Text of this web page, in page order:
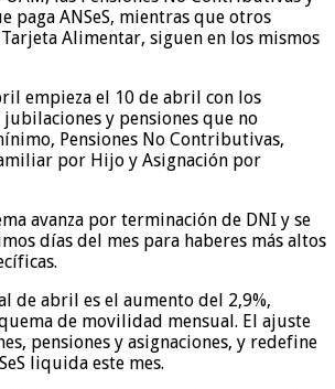
paga ANSeS, mientras que otros
Alimentar, siguen en los mismos
empieza el 10 de abril con los
y pensiones que no
Pensiones No Contributivas,
por Hijo y Asignación por
avanza por terminación de DNI y se
días del mes para haberes más altos
de abril es el aumento del 2,9%,
de movilidad mensual. El ajuste
pensiones y asignaciones, y redefine
liquida este mes.